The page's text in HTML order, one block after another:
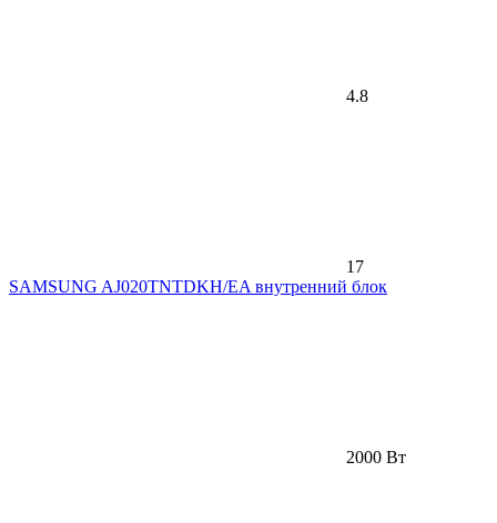
4.8
17
SAMSUNG AJ020TNTDKH/EA внутренний блок
2000 Вт